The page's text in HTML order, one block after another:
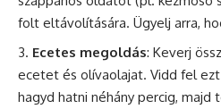
folt eltávolítására. Ügyelj arra,
Ecetes megoldás: Keverj
ecetet és olívaolajat. Vidd fel
hagyd hatni néhány percig, majd